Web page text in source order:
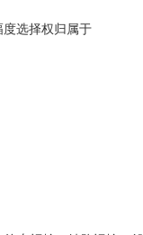
选择权归属于